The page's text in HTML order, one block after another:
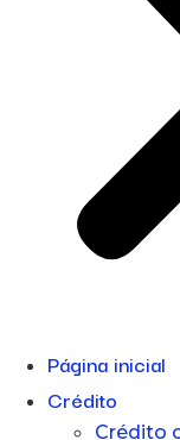
Página inicial
Crédito
Crédito